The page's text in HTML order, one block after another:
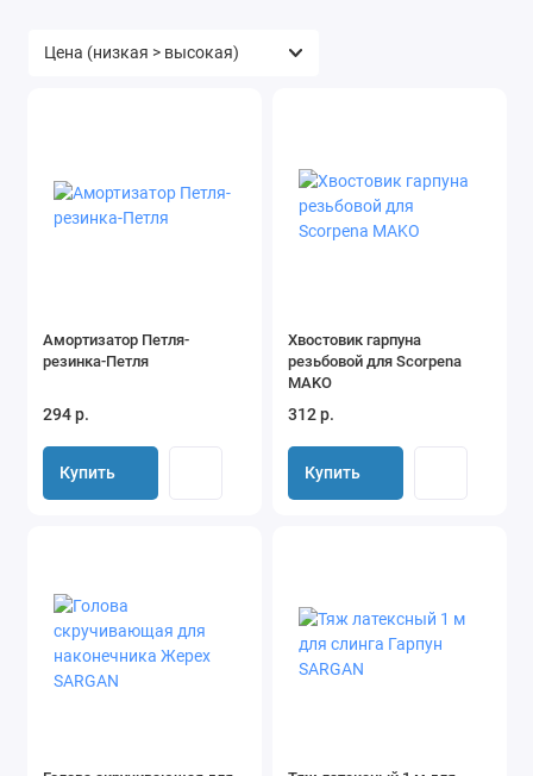
Амортизатор Петля-
резинка-Петля
294 р.
Купить
Хвостовик гарпуна
резьбовой для Scorpena
MAKO
312 р.
Купить